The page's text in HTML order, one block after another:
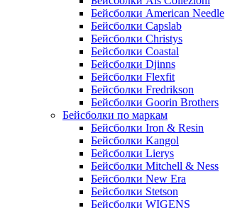
Бейсболки American Needle
Бейсболки Capslab
Бейсболки Christys
Бейсболки Coastal
Бейсболки Djinns
Бейсболки Flexfit
Бейсболки Fredrikson
Бейсболки Goorin Brothers
Бейсболки по маркам
Бейсболки Iron & Resin
Бейсболки Kangol
Бейсболки Lierys
Бейсболки Mitchell & Ness
Бейсболки New Era
Бейсболки Stetson
Бейсболки WIGENS